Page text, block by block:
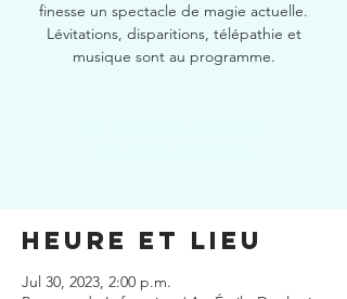
finesse un spectacle de magie actuelle.
Lévitations, disparitions, télépathie et
musique sont au programme.
Heure et lieu
Jul 30, 2023, 2:00 p.m.